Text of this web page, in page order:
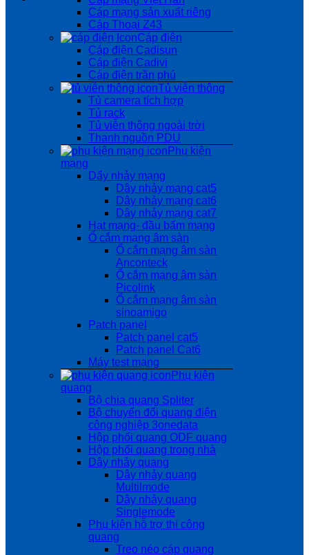
Cáp mạng sản xuất riêng
Cáp Thoại Z43
Cáp điện
Cáp điện Cadisun
Cáp điện Cadivi
Cáp điện trần phú
Tủ viễn thông
Tủ camera tích hợp
Tủ rack
Tủ viễn thông ngoài trời
Thanh nguồn PDU
Phụ kiện
mạng
Dẩy nhảy mạng
Dây nhảy mạng cat5
Dây nhảy mạng cat6
Dây nhảy mạng cat7
Hạt mạng- đầu bấm mạng
Ổ cắm mạng âm sàn
Ổ cắm mạng âm sàn
Anconteck
Ổ cắm mạng âm sàn
Picolink
Ổ cắm mạng âm sàn
sinoamigo
Patch panel
Patch panel cat5
Patch panel Cat6
Máy test mạng
Phụ kiện
quang
Bộ chia quang Spliter
Bộ chuyển đổi quang điện
công nghiệp 3onedata
Hộp phối quang ODF quang
Hộp phối quang trong nhà
Dây nhảy quang
Dây nhảy quang
Multilmode
Dây nhảy quang
Singlemode
Phụ kiện hỗ trợ thi công
quang
Treo néo cáp quang